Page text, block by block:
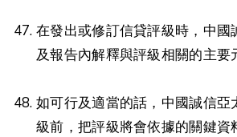
在發出或修訂信貸評級時，中國
及報告內解釋與評級相關的主要
如可行及適當的話，中國誠信亞
級前，把評級將會依據的關鍵資